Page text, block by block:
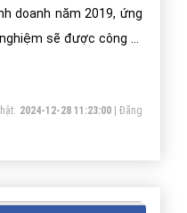
doanh năm 2019, ứng
sẽ được công ty
2024-12-28 11:23:00|Đăng